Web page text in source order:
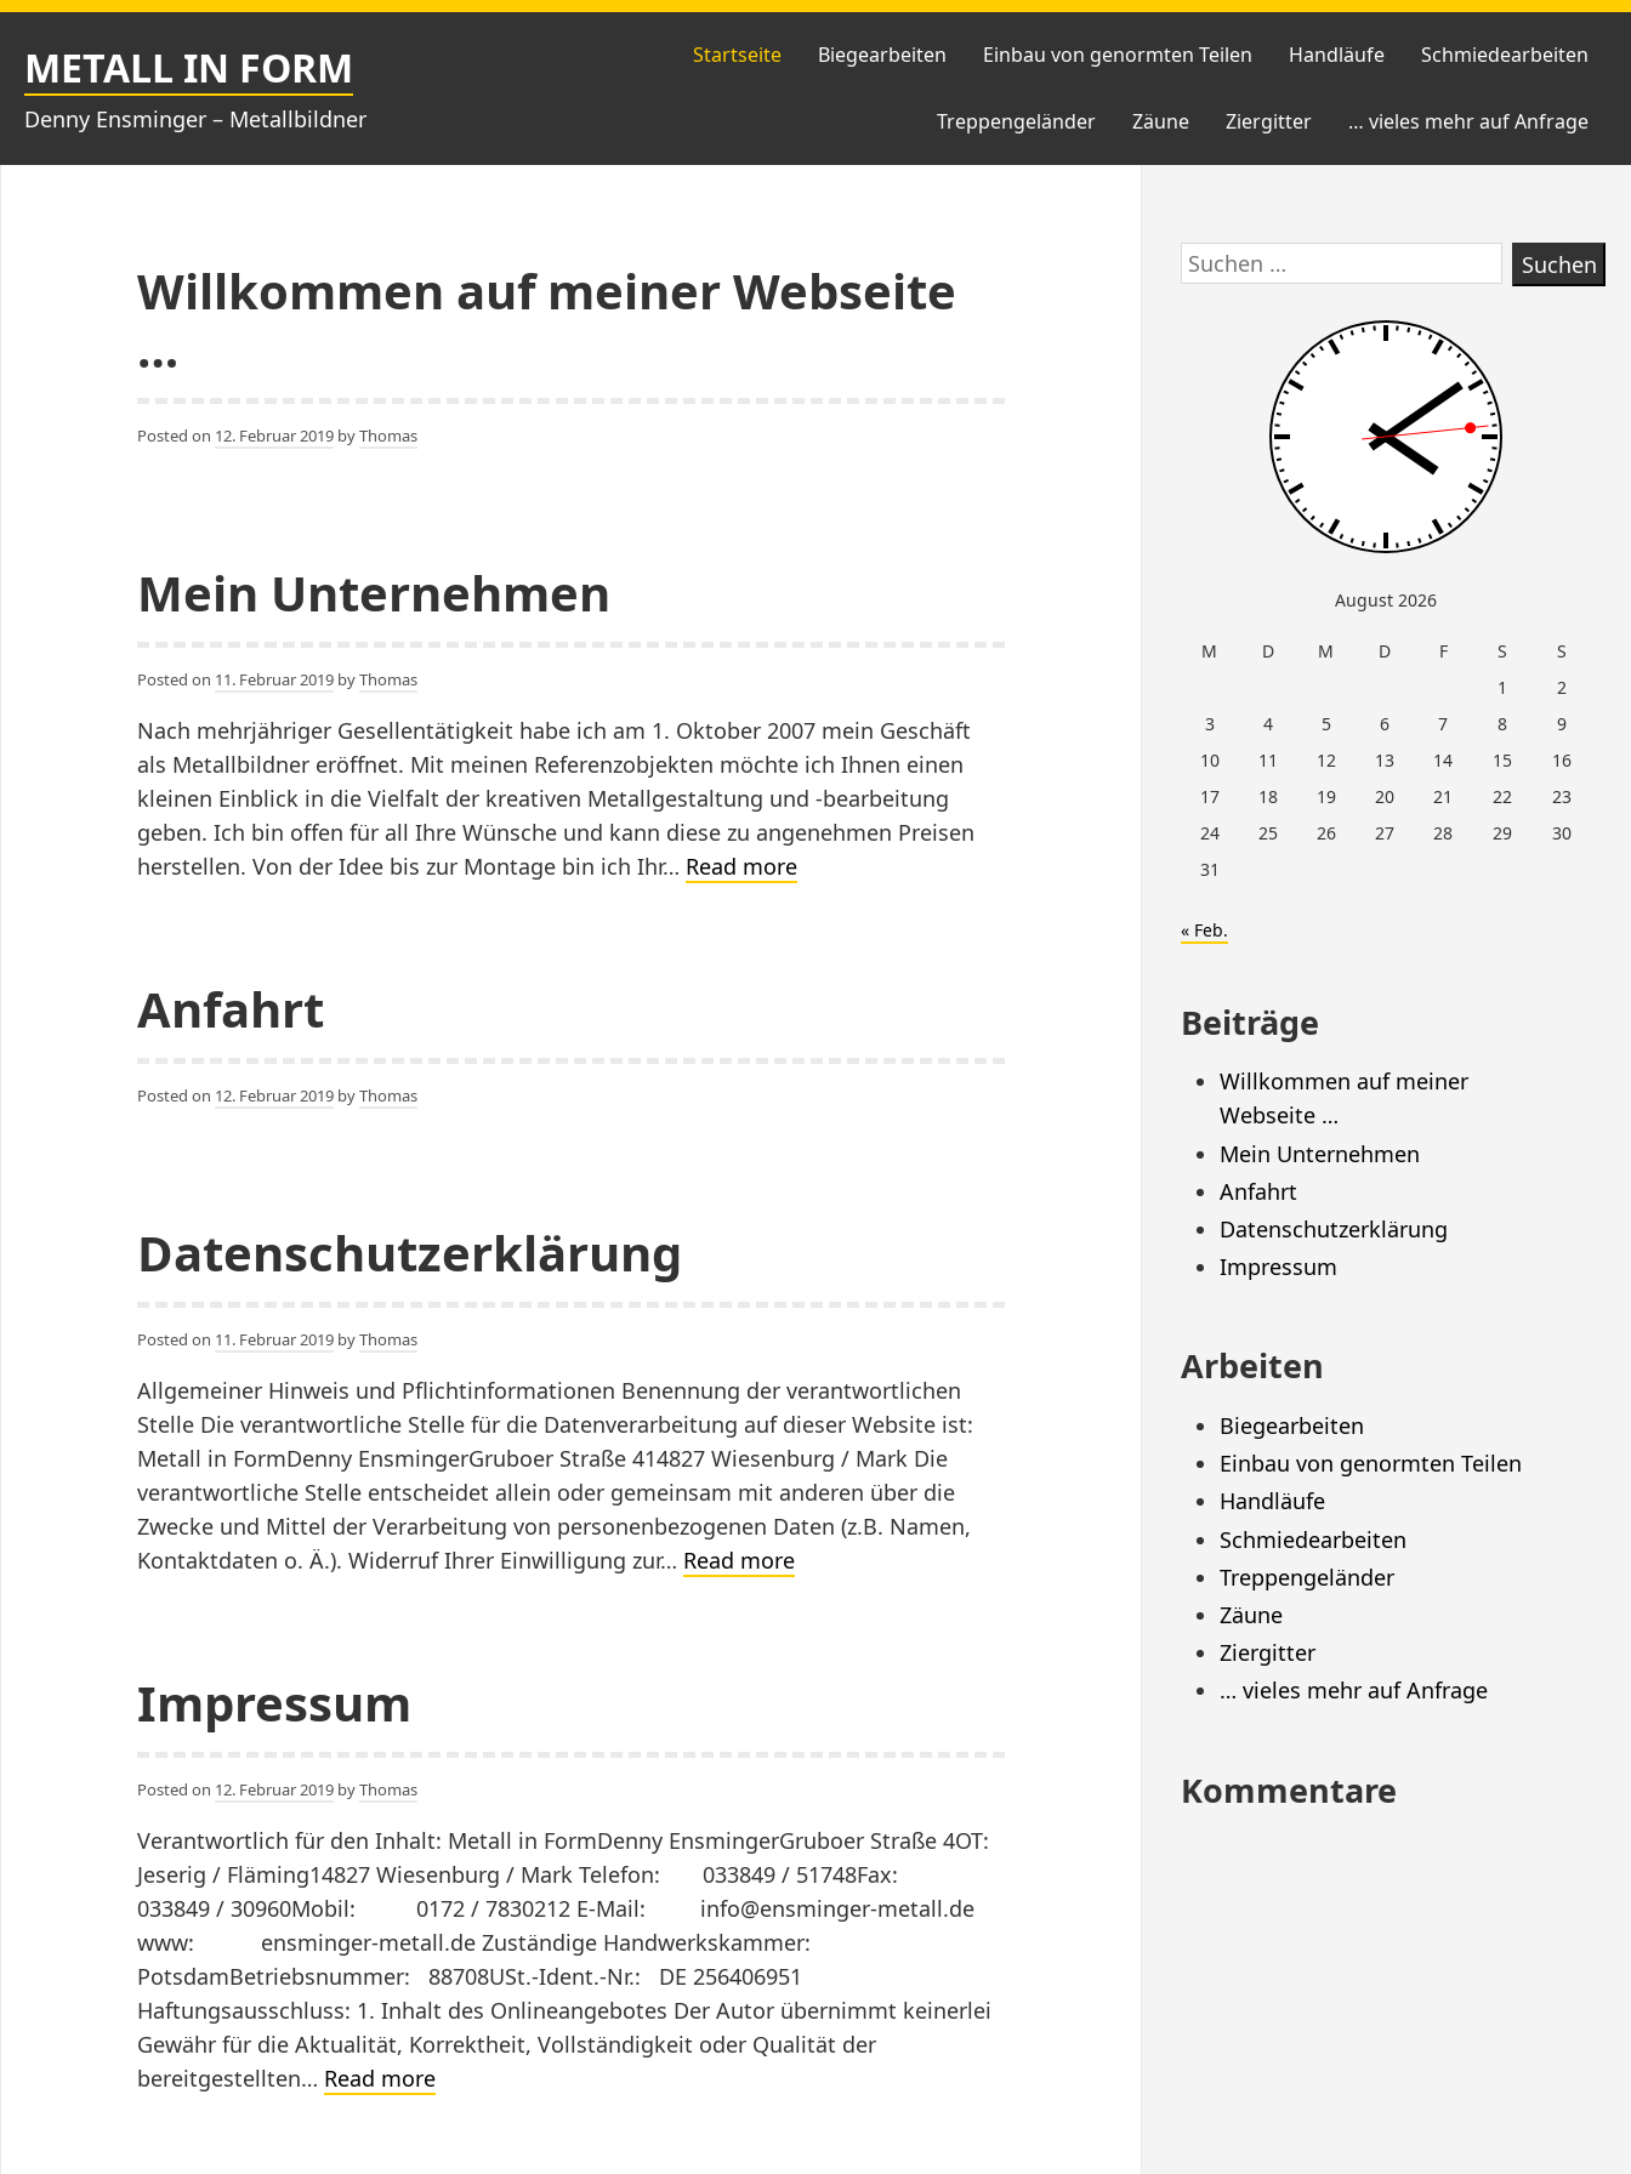
Skip
content
METALL IN FORM
Denny Ensminger – Metallbildner
Startseite Biegearbeiten Einbau von genormten Teilen Handläufe Schmiedearbeiten
Treppengeländer Zäune Ziergitter … vieles mehr auf Anfrage
Willkommen auf meiner Webseite
…
Posted on 12. Februar 2019 byThomas
Mein Unternehmen
Posted on 11. Februar 2019 byThomas
Nach mehrjähriger Gesellentätigkeit habe ich am 1. Oktober 2007 mein Geschäft
als Metallbildner eröffnet. Mit meinen Referenzobjekten möchte ich Ihnen einen
kleinen Einblick in die Vielfalt der kreativen Metallgestaltung und -bearbeitung
geben. Ich bin offen für all Ihre Wünsche und kann diese zu angenehmen Preisen
herstellen. Von der Idee bis zur Montage bin ich Ihr… Read moreMein
Anfahrt
Posted on 12. Februar 2019 byThomas
Datenschutzerklärung
Posted on 11. Februar 2019 byThomas
Allgemeiner Hinweis und Pflichtinformationen Benennung der verantwortlichen
Stelle Die verantwortliche Stelle für die Datenverarbeitung auf dieser Website ist:
Metall in FormDenny EnsmingerGruboer Straße 414827 Wiesenburg / Mark Die
verantwortliche Stelle entscheidet allein oder gemeinsam mit anderen über die
Zwecke und Mittel der Verarbeitung von personenbezogenen Daten (z.B. Namen,
Kontaktdaten o. Ä.). Widerruf Ihrer Einwilligung zur… Read moreDatenschutzerklärung
Impressum
Posted on 12. Februar 2019 byThomas
Verantwortlich für den Inhalt: Metall in FormDenny EnsmingerGruboer Straße 4OT:
Jeserig / Fläming14827 Wiesenburg / Mark Telefon: 033849 / 51748Fax:
033849 / 30960Mobil: 0172 / 7830212 E-Mail: info@ensminger-metall.de
www: ensminger-metall.de Zuständige Handwerkskammer:
PotsdamBetriebsnummer: 88708USt.-Ident.-Nr.: DE 256406951
Haftungsausschluss: 1. Inhalt des Onlineangebotes Der Autor übernimmt keinerlei
Gewähr für die Aktualität, Korrektheit, Vollständigkeit oder Qualität der
bereitgestellten… Read moreImpressum
Skip
to
Suchen
nach:
August 2026
M D M D F S
S
1
2
3
4 5 6 7 8
9
10
11 12 13 14 15
16
17
18 19 20 21 22
23
24
25 26 27 28 29
30
31
« Feb.
Beiträge
Willkommen auf meiner
Webseite …
Mein Unternehmen
Anfahrt
Datenschutzerklärung
Impressum
Arbeiten
Biegearbeiten
Einbau von genormten Teilen
Handläufe
Schmiedearbeiten
Treppengeländer
Zäune
Ziergitter
… vieles mehr auf Anfrage
Kommentare